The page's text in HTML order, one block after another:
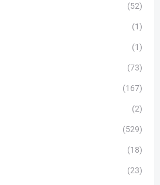
(52)
(1)
(1)
(73)
(167)
(2)
(529)
(18)
(23)